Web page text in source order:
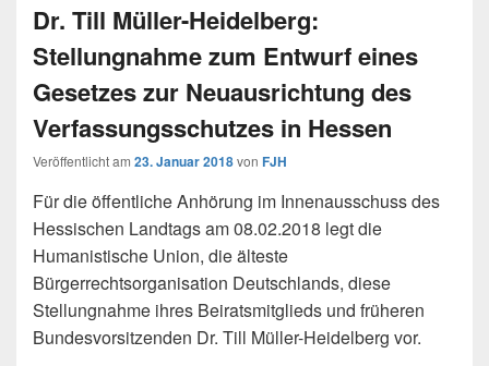
Dr. Till Müller-Heidelberg:
Stellungnahme zum Entwurf eines
Gesetzes zur Neuausrichtung des
Verfassungsschutzes in Hessen
Veröffentlicht am 23. Januar 2018von FJH
Für die öffentliche Anhörung im Innenausschuss des
Hessischen Landtags am 08.02.2018 legt die
Humanistische Union, die älteste
Bürgerrechtsorganisation Deutschlands, diese
Stellungnahme ihres Beiratsmitglieds und früheren
Bundesvorsitzenden Dr. Till Müller-Heidelberg vor.